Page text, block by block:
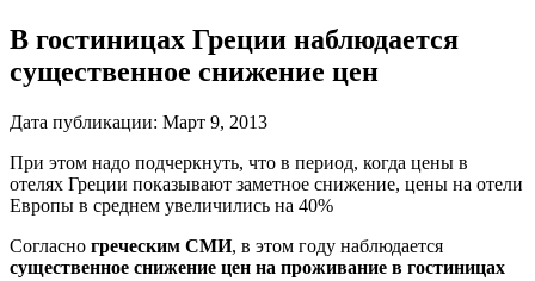
В гостиницах Греции наблюдается
существенное снижение цен
Дата публикации: Март 9, 2013
При этом надо подчеркнуть, что в период, когда цены в
отелях Греции показывают заметное снижение, цены на отели
Европы в среднем увеличились на 40%
Согласно греческим СМИ, в этом году наблюдается
существенное снижение цен на проживание в гостиницах